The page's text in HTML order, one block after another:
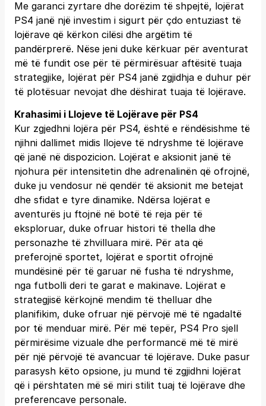
Me garanci zyrtare dhe dorëzim të shpejtë, lojërat
PS4 janë një investim i sigurt për çdo entuziast të
lojërave që kërkon cilësi dhe argëtim të
pandërprerë. Nëse jeni duke kërkuar për aventurat
më të fundit ose për të përmirësuar aftësitë tuaja
strategjike, lojërat për PS4 janë zgjidhja e duhur për
të plotësuar nevojat dhe dëshirat tuaja të lojërave.
Krahasimi i Llojeve të Lojërave për PS4
Kur zgjedhni lojëra për PS4, është e rëndësishme të
njihni dallimet midis llojeve të ndryshme të lojërave
që janë në dispozicion. Lojërat e aksionit janë të
njohura për intensitetin dhe adrenalinën që ofrojnë,
duke ju vendosur në qendër të aksionit me betejat
dhe sfidat e tyre dinamike. Ndërsa lojërat e
aventurës ju ftojnë në botë të reja për të
eksploruar, duke ofruar histori të thella dhe
personazhe të zhvilluara mirë. Për ata që
preferojnë sportet, lojërat e sportit ofrojnë
mundësinë për të garuar në fusha të ndryshme,
nga futbolli deri te garat e makinave. Lojërat e
strategjisë kërkojnë mendim të thelluar dhe
planifikim, duke ofruar një përvojë më të ngadaltë
por të menduar mirë. Për më tepër, PS4 Pro sjell
përmirësime vizuale dhe performancë më të mirë
për një përvojë të avancuar të lojërave. Duke pasur
parasysh këto opsione, ju mund të zgjidhni lojërat
që i përshtaten më së miri stilit tuaj të lojërave dhe
preferencave personale.